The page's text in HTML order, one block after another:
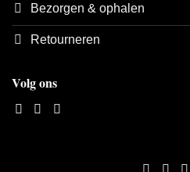
Bezorgen & ophalen
Retourneren
Volg ons